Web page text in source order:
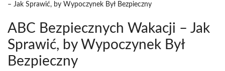
– Jak Sprawić, by Wypoczynek Był Bezpieczny
ABC Bezpiecznych Wakacji – Jak
Sprawić, by Wypoczynek Był
Bezpieczny